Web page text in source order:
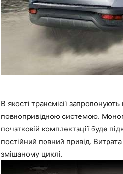
В якості трансмісії
повнопривідною системою.
початковій комплектації буде
постійний повний привід.
змішаному циклі.